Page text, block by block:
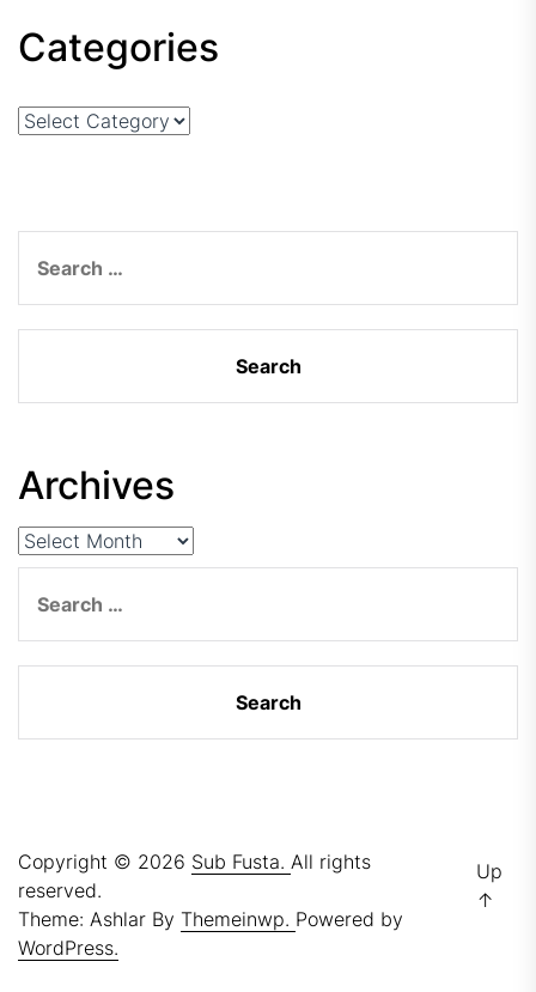
Categories
Categories
for:
Archives
Archives
for:
Copyright © 2026 Sub Fusta. All rights
reserved.
Theme: Ashlar By Themeinwp. Powered by
WordPress.
Up
↑